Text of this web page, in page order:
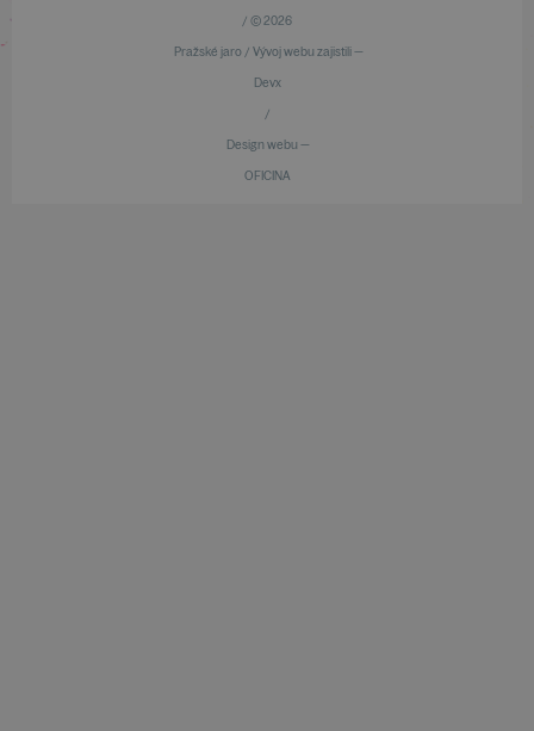
/ © 2026
Pražské jaro / Vývoj webu zajistili —
Devx
/
Design webu —
OFICINA